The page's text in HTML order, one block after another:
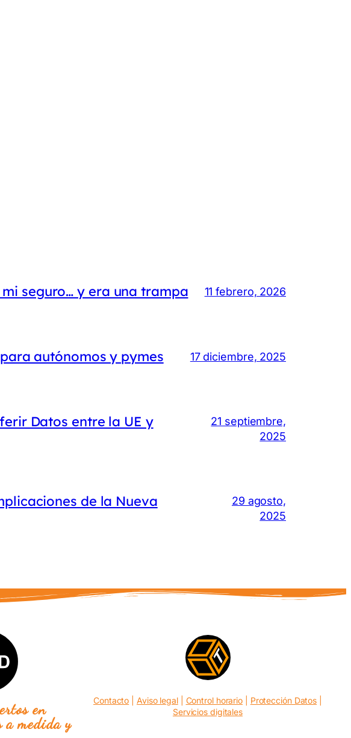
seguro… y era una trampa 11 febrero, 2026
autónomos y pymes 17 diciembre, 2025
Datos entre la UE y
21 septiembre,
2025
de la Nueva
29 agosto,
2025
en
a medida y
Contacto Aviso legal| Control horario Protección Datos
Servicios digitales